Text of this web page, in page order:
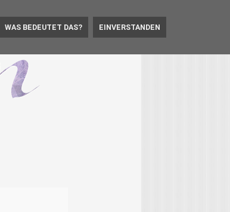
WAS BEDEUTET DAS? EINVERSTANDEN